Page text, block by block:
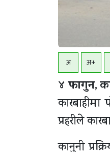
अ अ+
४ फागुन,
प्रहरीले
कानुनी